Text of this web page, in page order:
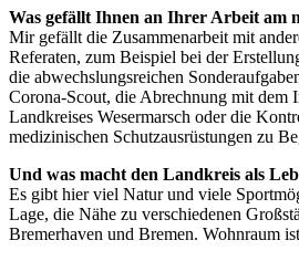
Was gefällt Ihnen an Ihrer Arbeit am
Mir gefällt die Zusammenarbeit mit
Referaten, zum Beispiel bei der
die abwechslungsreichen
Corona-Scout, die Abrechnung mit dem
Landkreises Wesermarsch oder die
medizinischen Schutzausrüstungen zu
Und was macht den Landkreis als
Es gibt hier viel Natur und viele
Lage, die Nähe zu verschiedenen
Bremerhaven und Bremen. Wohnraum